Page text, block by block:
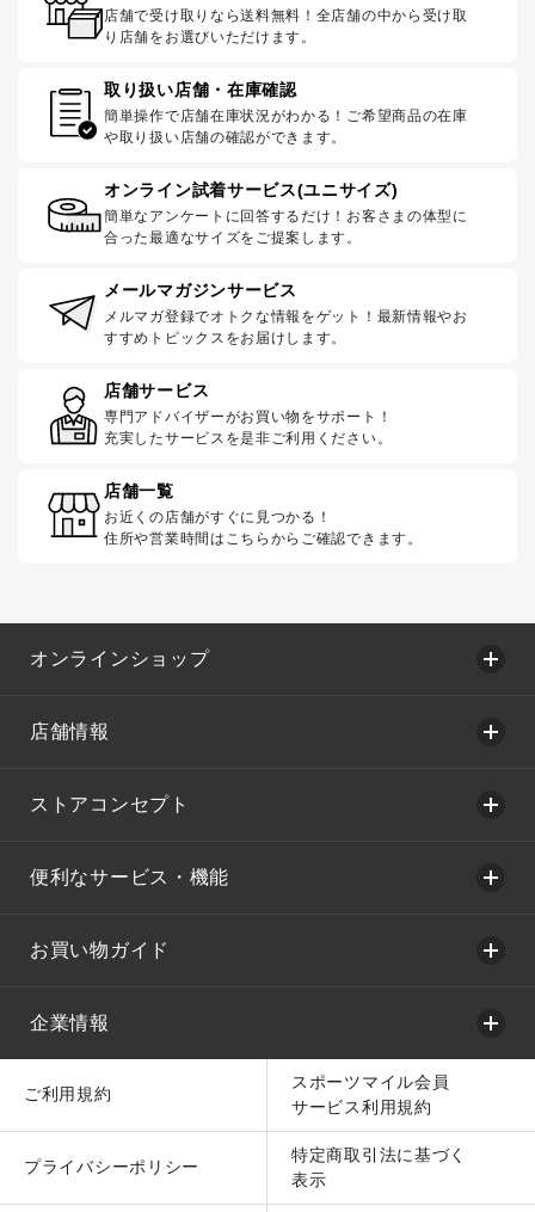
店舗で受け取りなら送料無料！全店舗の中から受け取
り店舗をお選びいただけます。
取り扱い店舗・在庫確認
簡単操作で店舗在庫状況がわかる！ご希望商品の在庫
や取り扱い店舗の確認ができます。
オンライン試着サービス(ユニサイズ)
簡単なアンケートに回答するだけ！お客さまの体型に
合った最適なサイズをご提案します。
メールマガジンサービス
メルマガ登録でオトクな情報をゲット！最新情報やお
すすめトピックスをお届けします。
店舗サービス
専門アドバイザーがお買い物をサポート！
充実したサービスを是非ご利用ください。
店舗一覧
お近くの店舗がすぐに見つかる！
住所や営業時間はこちらからご確認できます。
オンラインショップ
店舗情報
ストアコンセプト
便利なサービス・機能
お買い物ガイド
企業情報
ご利用規約
スポーツマイル会員
サービス利用規約
プライバシーポリシー
特定商取引法に基づく
表示